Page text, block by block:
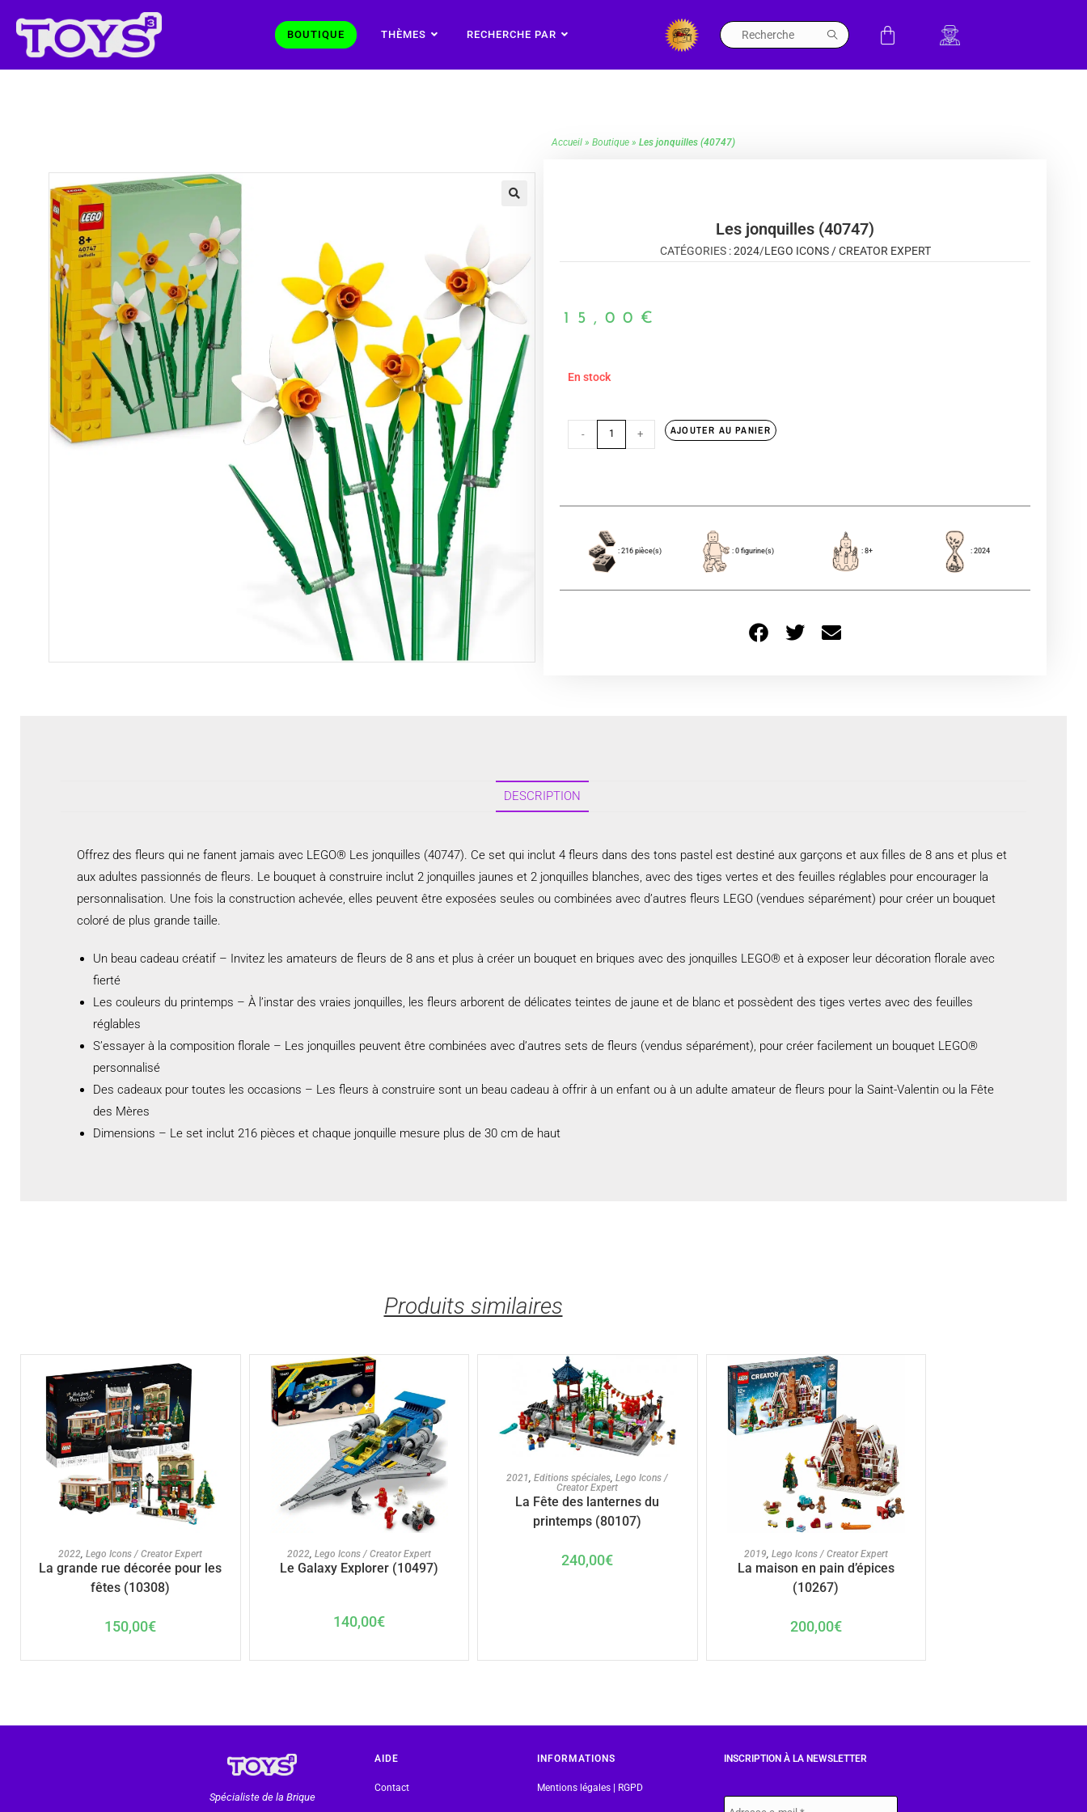
BOUTIQUE THÈMES RECHERCHE PAR
Accueil » Boutique » Les jonquilles (40747)
Les jonquilles (40747)
CATÉGORIES :2024/LEGO ICONS / CREATOR EXPERT
15,00 €
En stock
- + AJOUTER AU PANIER
: 216 pièce(s) : 0 figurine(s) : 8+ : 2024
DESCRIPTION
Offrez des fleurs qui ne fanent jamais avec LEGO® Les jonquilles (40747). Ce set qui inclut 4 fleurs dans des tons pastel est destiné aux garçons et aux filles de 8 ans et plus et
aux adultes passionnés de fleurs. Le bouquet à construire inclut 2 jonquilles jaunes et 2 jonquilles blanches, avec des tiges vertes et des feuilles réglables pour encourager la
personnalisation. Une fois la construction achevée, elles peuvent être exposées seules ou combinées avec d’autres fleurs LEGO (vendues séparément) pour créer un bouquet
coloré de plus grande taille.
Un beau cadeau créatif – Invitez les amateurs de fleurs de 8 ans et plus à créer un bouquet en briques avec des jonquilles LEGO® et à exposer leur décoration florale avec
fierté
Les couleurs du printemps – À l’instar des vraies jonquilles, les fleurs arborent de délicates teintes de jaune et de blanc et possèdent des tiges vertes avec des feuilles
réglables
S’essayer à la composition florale – Les jonquilles peuvent être combinées avec d’autres sets de fleurs (vendus séparément), pour créer facilement un bouquet LEGO®
personnalisé
Des cadeaux pour toutes les occasions – Les fleurs à construire sont un beau cadeau à offrir à un enfant ou à un adulte amateur de fleurs pour la Saint-Valentin ou la Fête
des Mères
Dimensions – Le set inclut 216 pièces et chaque jonquille mesure plus de 30 cm de haut
Produits similaires
AJOUTER AU PANIER
2022,Lego Icons / Creator Expert
La grande rue décorée pour les
fêtes (10308)
150,00€
AJOUTER AU PANIER
2022, Lego Icons / Creator Expert
Le Galaxy Explorer (10497)
140,00€
AJOUTER AU PANIER
2021 ,Editions spéciales ,Lego Icons /
Creator Expert
La Fête des lanternes du
printemps (80107)
240,00€
AJOUTER AU PANIER
2019, Lego Icons / Creator Expert
La maison en pain d’épices
(10267)
200,00€
Spécialiste de la Brique
AIDE
Contact
INFORMATIONS
Mentions légales | RGPD
INSCRIPTION À LA NEWSLETTER